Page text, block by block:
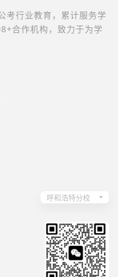
考行业教育，累计服务学
合作机构，致力于为学
呼和浩特分校